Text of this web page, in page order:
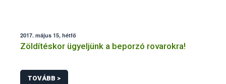
2017. május 15, hétfő
Zöldítéskor ügyeljünk a beporzó rovarokra!
TOVÁBB >